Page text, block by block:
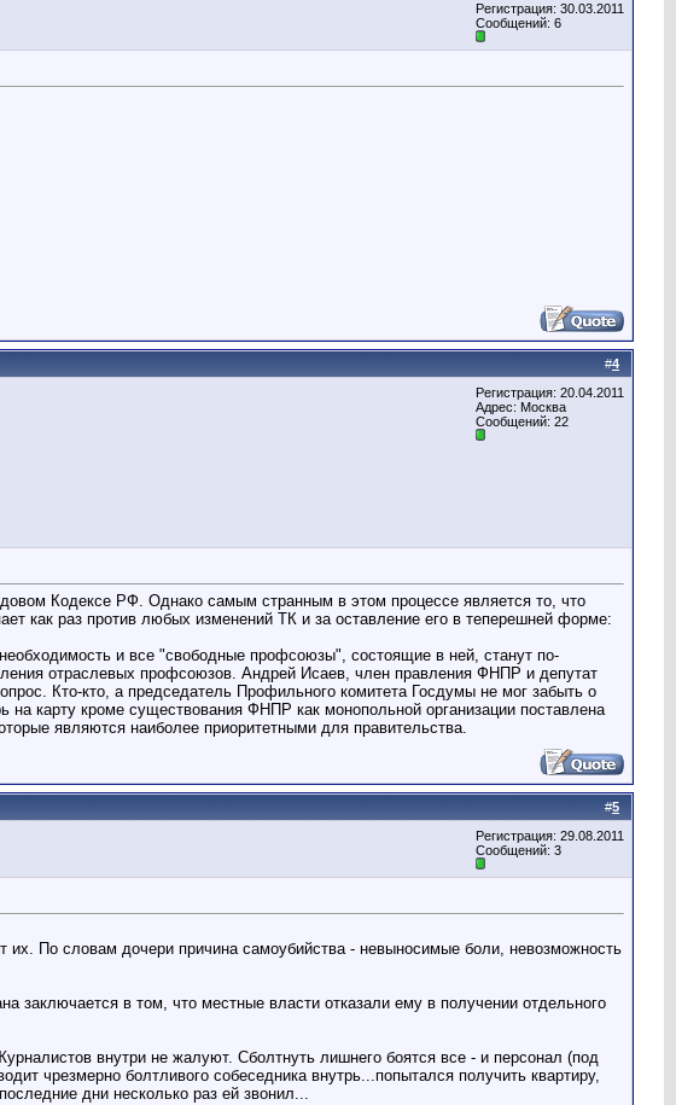
Регистрация: 30.03.2011
Сообщений: 6
#4
Регистрация: 20.04.2011
Адрес: Москва
Сообщений: 22
Кодексе РФ. Однако самым странным в этом процессе является то, что
как раз против любых изменений ТК и за оставление его в теперешней форме:
и все "свободные профсоюзы", состоящие в ней, станут по-
отраслевых профсоюзов. Андрей Исаев, член правления ФНПР и депутат
Кто-кто, а председатель Профильного комитета Госдумы не мог забыть о
карту кроме существования ФНПР как монопольной организации поставлена
являются наиболее приоритетными для правительства.
#5
Регистрация: 29.08.2011
Сообщений: 3
их. По словам дочери причина самоубийства - невыносимые боли, невозможность
в том, что местные власти отказали ему в получении отдельного
внутри не жалуют. Сболтнуть лишнего боятся все - и персонал (под
чрезмерно болтливого собеседника внутрь...попытался получить квартиру,
дни несколько раз ей звонил...